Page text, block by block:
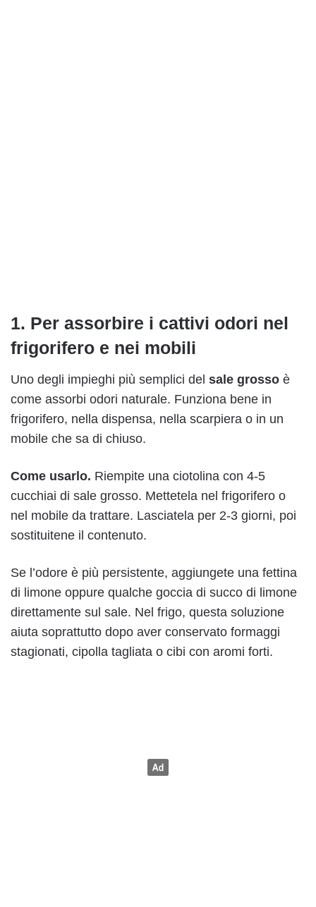
1. Per assorbire i cattivi odori nel
frigorifero e nei mobili
Uno degli impieghi più semplici del sale grosso è
come assorbi odori naturale. Funziona bene in
frigorifero, nella dispensa, nella scarpiera o in un
mobile che sa di chiuso.
Come usarlo. Riempite una ciotolina con 4-5
cucchiai di sale grosso. Mettetela nel frigorifero o
nel mobile da trattare. Lasciatela per 2-3 giorni, poi
sostituitene il contenuto.
Se l’odore è più persistente, aggiungete una fettina
di limone oppure qualche goccia di succo di limone
direttamente sul sale. Nel frigo, questa soluzione
aiuta soprattutto dopo aver conservato formaggi
stagionati, cipolla tagliata o cibi con aromi forti.